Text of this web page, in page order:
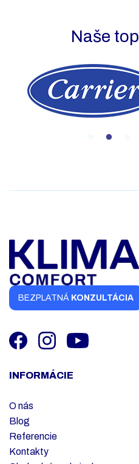
Naše top
BEZPLATNÁ KONZULTÁCIA
INFORMÁCIE
O nás
Blog
Referencie
Kontakty